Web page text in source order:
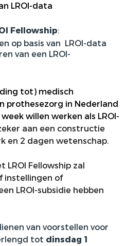
LROI-data
Fellowship:
op basis van LROI-data
van een LROI-
tot) medisch
prothesezorg in Nederland
willen werken als LROI-
aan een constructie
en 2 dagen wetenschap.
LROI Fellowship zal
instellingen of
LROI-subsidie hebben
van voorstellen voor
tot dinsdag 1